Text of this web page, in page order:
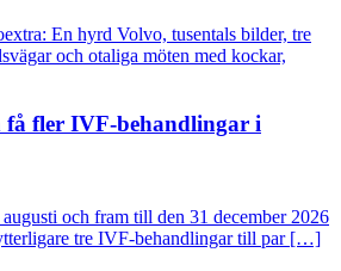
En hyrd Volvo, tusentals bilder, tre
och otaliga möten med kockar,
fler IVF-behandlingar i
och fram till den 31 december 2026
tre IVF-behandlingar till par […]